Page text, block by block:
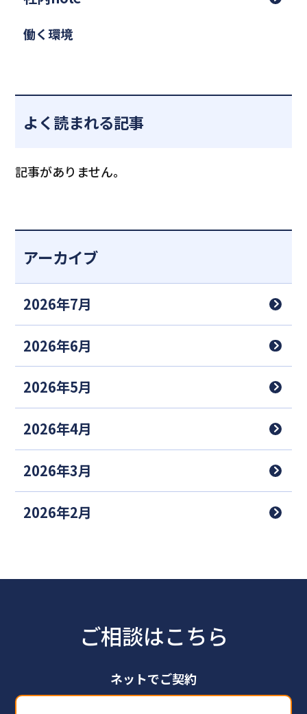
働く環境
よく読まれる記事
記事がありません。
アーカイブ
2026年7月
2026年6月
2026年5月
2026年4月
2026年3月
2026年2月
ご相談はこちら
ネットでご契約